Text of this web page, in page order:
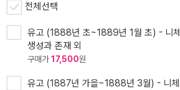
전체선택
유고 (1888년 초~1889년 1월 초) - 니
생성과 존재 외
구매가17,500원
유고 (1887년 가을~1888년 3월) - 니